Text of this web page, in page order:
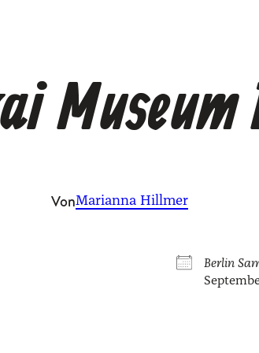
VonMarianna Hillmer
Ber­lin